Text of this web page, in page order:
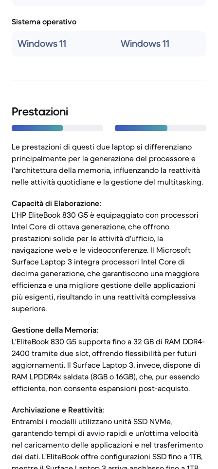
Sistema operativo
Windows 11 Windows 11
Prestazioni
Le prestazioni di questi due laptop si differenziano
principalmente per la generazione del processore e
l'architettura della memoria, influenzando la reattività
nelle attività quotidiane e la gestione del multitasking.
Capacità di Elaborazione:
L'HP EliteBook 830 G5 è equipaggiato con processori
Intel Core di ottava generazione, che offrono
prestazioni solide per le attività d'ufficio, la
navigazione web e le videoconferenze. Il Microsoft
Surface Laptop 3 integra processori Intel Core di
decima generazione, che garantiscono una maggiore
efficienza e una migliore gestione delle applicazioni
più esigenti, risultando in una reattività complessiva
superiore.
Gestione della Memoria:
L'EliteBook 830 G5 supporta fino a 32 GB di RAM DDR4-
2400 tramite due slot, offrendo flessibilità per futuri
aggiornamenti. Il Surface Laptop 3, invece, dispone di
RAM LPDDR4x saldata (8GB o 16GB), che, pur essendo
efficiente, non consente espansioni post-acquisto.
Archiviazione e Reattività:
Entrambi i modelli utilizzano unità SSD NVMe,
garantendo tempi di avvio rapidi e un'ottima velocità
nel caricamento delle applicazioni e nel trasferimento
dei dati. L'EliteBook offre configurazioni SSD fino a 1TB,